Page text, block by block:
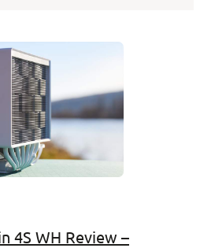
4S WH Review –